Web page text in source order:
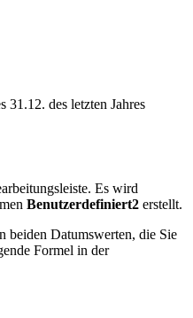
31.12. des letzten Jahres
Es wird
Benutzerdefiniert2 erstellt.
beiden Datumswerten, die Sie
Formel in der